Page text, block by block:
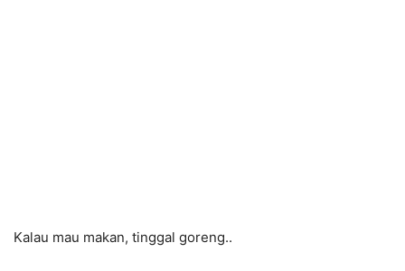
Kalau mau makan, tinggal goreng..